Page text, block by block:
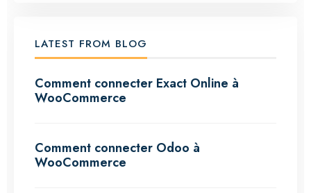
LATEST FROM BLOG
Comment connecter Exact Online à
WooCommerce
Comment connecter Odoo à
WooCommerce